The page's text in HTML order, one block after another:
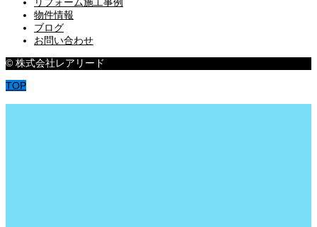
物件情報
ブログ
お問い合わせ
© 株式会社レアリード
TOP